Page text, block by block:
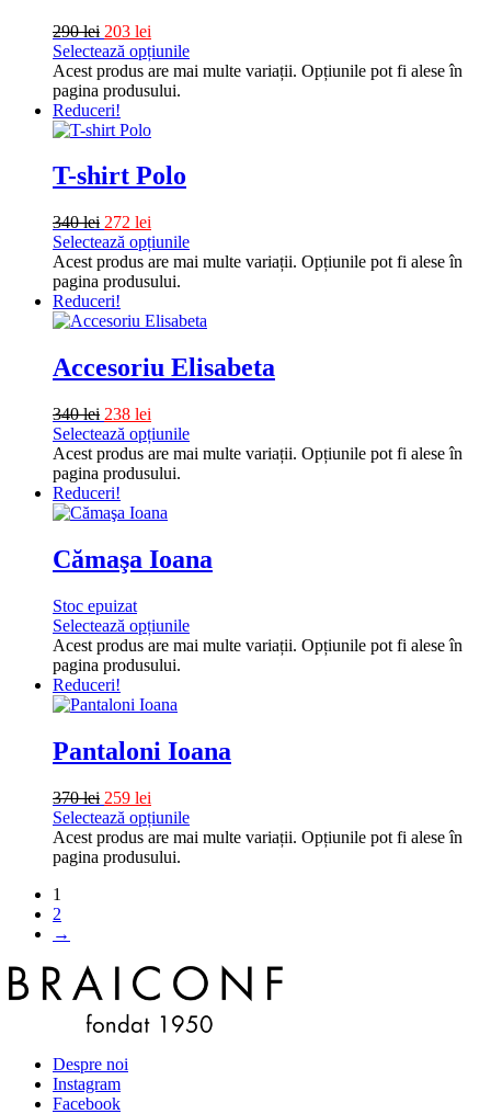
290lei 203 lei
Selectează opțiunile
Acest produs are mai multe variații. Opțiunile pot fi alese în
pagina produsului.
Reduceri!
T-shirt Polo
340lei 272 lei
Selectează opțiunile
Acest produs are mai multe variații. Opțiunile pot fi alese în
pagina produsului.
Reduceri!
Accesoriu Elisabeta
340lei 238 lei
Selectează opțiunile
Acest produs are mai multe variații. Opțiunile pot fi alese în
pagina produsului.
Reduceri!
Cămaşa Ioana
Stoc epuizat
Selectează opțiunile
Acest produs are mai multe variații. Opțiunile pot fi alese în
pagina produsului.
Reduceri!
Pantaloni Ioana
370lei 259 lei
Selectează opțiunile
Acest produs are mai multe variații. Opțiunile pot fi alese în
pagina produsului.
1
2
→
Despre noi
Instagram
Facebook